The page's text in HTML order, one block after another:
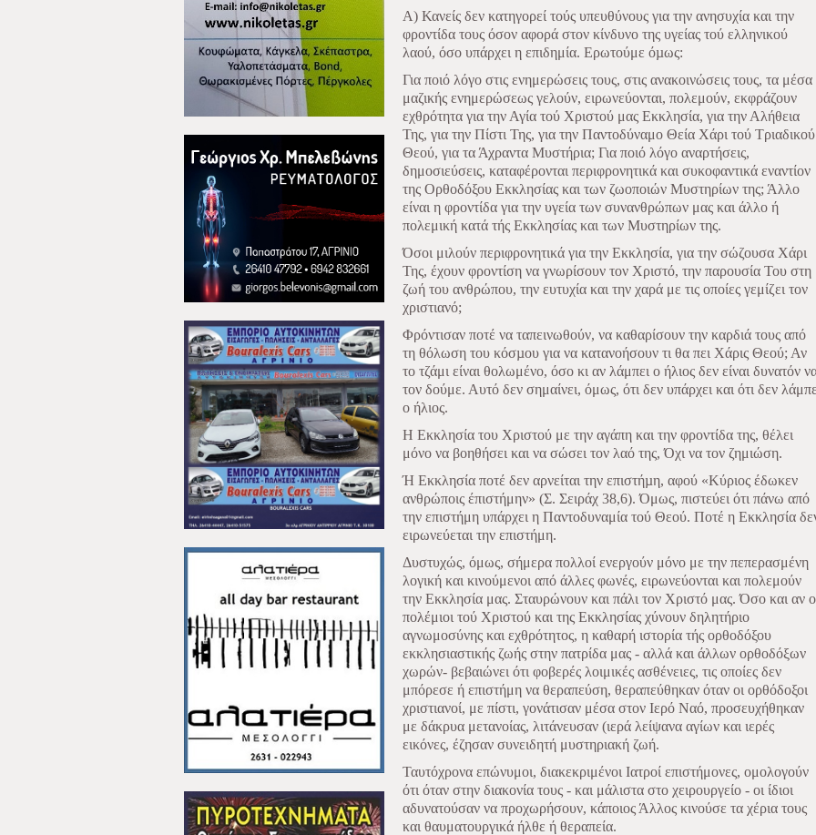
Α) Κανείς δεν κατηγορεί τούς υπευθύνους για την ανησυχία και την
φροντίδα τους όσον αφορά στον κίνδυνο της υγείας τού ελληνικού
λαού, όσο υπάρχει η επιδημία. Ερωτούμε όµως:
Για ποιό λόγο στις ενημερώσεις τους, στις ανακοινώσεις τους, τα μέσα
μαζικής ενημερώσεως γελούν, ειρωνεύονται, πολεμούν, εκφράζουν
εχθρότητα για την Αγία τού Χριστού μας Εκκλησία, για την Αλήθεια
Της, για την Πίστι Της, για την Παντοδύναμο Θεία Χάρι τού Τριαδικού
Θεού, για τα Άχραντα Μυστήρια; Για ποιό λόγο αναρτήσεις,
δημοσιεύσεις, καταφέρονται περιφρονητικά και συκοφαντικά εναντίον
της Ορθοδόξου Εκκλησίας και των ζωοποιών Μυστηρίων της; Άλλο
είναι η φροντίδα για την υγεία των συνανθρώπων μας και άλλο ή
πολεμική κατά τής Εκκλησίας και των Μυστηρίων της.
Όσοι μιλούν περιφρονητικά για την Εκκλησία, για την σώζουσα Χάρι
Της, έχουν φροντίση να γνωρίσουν τον Χριστό, την παρουσία Του στη
ζωή του ανθρώπου, την ευτυχία και την χαρά με τις οποίες γεμίζει τον
χριστιανό;
Φρόντισαν ποτέ να ταπεινωθούν, να καθαρίσουν την καρδιά τους από
τη θόλωση του κόσµου για να κατανοήσουν τι θα πει Χάρις Θεού; Αν
το τζάμι είναι θολωμένο, όσο κι αν λάμπει ο ήλιος δεν είναι δυνατόν
τον δούμε. Αυτό δεν σημαίνει, όμως, ότι δεν υπάρχει και ότι δεν
ο ήλιος.
Η Εκκλησία του Χριστού με την αγάπη και την φροντίδα της, θέλει
μόνο να βοηθήσει και να σώσει τον λαό της, Όχι να τον ζημιώση.
Ή Εκκλησία ποτέ δεν αρνείται την επιστήµη, αφού «Κύριος έδωκεν
ανθρώποις έπιστήμην» (Σ. Σειράχ 38,6). Όμως, πιστεύει ότι πάνω από
την επιστήμη υπάρχει η Παντοδυναμία τού Θεού. Ποτέ η Εκκλησία
ειρωνεύεται την επιστήμη.
Δυστυχώς, όμως, σήμερα πολλοί ενεργούν μόνο με την πεπερασμένη
λογική και κινούμενοι από άλλες φωνές, ειρωνεύονται και πολεμούν
την Εκκλησία μας. Σταυρώνουν και πάλι τον Χριστό μας. Όσο και αν
πολέμιοι τού Χριστού και της Εκκλησίας χύνουν δηλητήριο
αγνωμοσύνης και εχθρότητος, η καθαρή ιστορία τής ορθοδόξου
εκκλησιαστικής ζωής στην πατρίδα μας - αλλά και άλλων ορθοδόξων
χωρών- βεβαιώνει ότι φοβερές λοιμικές ασθένειες, τις οποίες δεν
μπόρεσε ή επιστήμη να θεραπεύση, θεραπεύθηκαν όταν οι ορθόδοξοι
χριστιανοί, με πίστι, γονάτισαν μέσα στον Ιερό Ναό, προσευχήθηκαν
με δάκρυα μετανοίας, λιτάνευσαν (ιερά λείψανα αγίων και ιερές
εικόνες, έζησαν συνειδητή μυστηριακή ζωή.
Ταυτόχρονα επώνυμοι, διακεκριμένοι Ιατροί επιστήμονες, ομολογούν
ότι όταν στην διακονία τους - και μάλιστα στο χειρουργείο - οι ίδιοι
αδυνατούσαν να προχωρήσουν, κάποιος Άλλος κινούσε τα χέρια τους
και θαυματουργικά ήλθε ή θεραπεία.